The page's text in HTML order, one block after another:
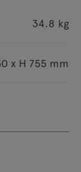
34.8 kg
x H 755 mm